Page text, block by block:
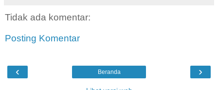
Tidak ada komentar:
Posting Komentar
‹ ›
Beranda